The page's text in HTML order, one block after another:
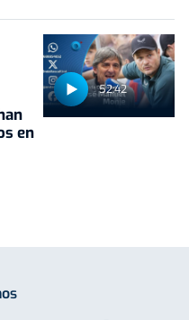
52:42
en